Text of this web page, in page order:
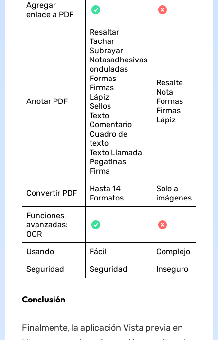
Agregar
enlace a PDF
Anotar PDF
Resaltar
Tachar
Subrayar
Notasadhesivas
onduladas
Formas
Firmas
Lápiz
Sellos
Texto
Comentario
Cuadro de
texto
Texto Llamada
Pegatinas
Firma
Resalte
Nota
Formas
Firmas
Lápiz
Convertir PDF
Hasta 14
Formatos
Solo a
imágenes
Funciones
avanzadas:
OCR
Usando
Fácil
Complejo
Seguridad
Seguridad Inseguro
Conclusión
Finalmente, la aplicación Vista previa en